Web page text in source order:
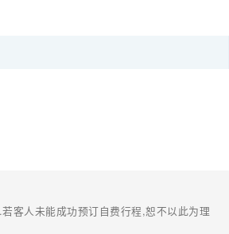
客人未能成功预订自费行程,恕不以此为理